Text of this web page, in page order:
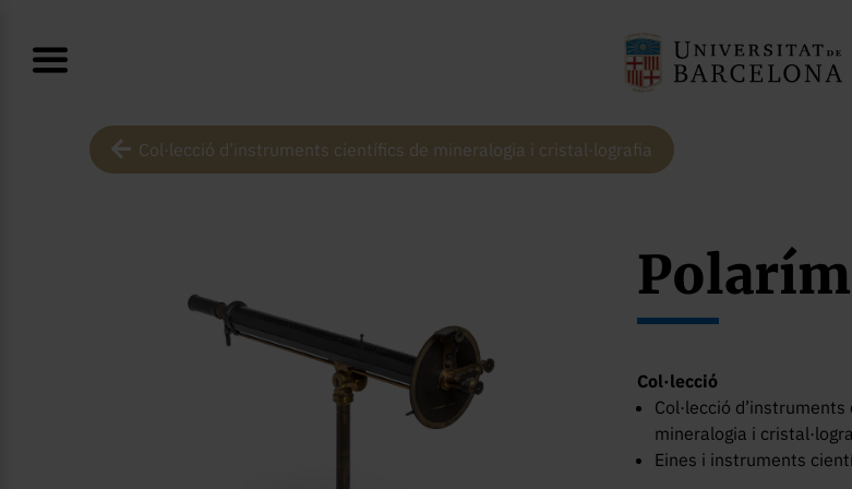
Col·lecció d’instruments científics de mineralogia i cristal·lografia
Col·lecció
Col·lecció
mineralogia i
Eines i instruments